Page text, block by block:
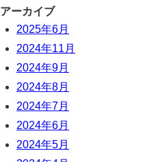
アーカイブ
2025年6月
2024年11月
2024年9月
2024年8月
2024年7月
2024年6月
2024年5月